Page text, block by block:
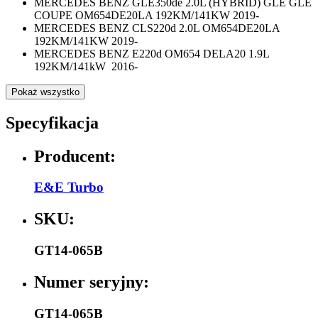
COUPE OM654DE20LA 192KM/141KW 2019-
MERCEDES BENZ CLS220d 2.0L OM654DE20LA
192KM/141KW 2019-
MERCEDES BENZ E220d OM654 DELA20 1.9L
192KM/141kW 2016-
Pokaż wszystko
Specyfikacja
Producent:
E&E Turbo
SKU:
GT14-065B
Numer seryjny:
GT14-065B